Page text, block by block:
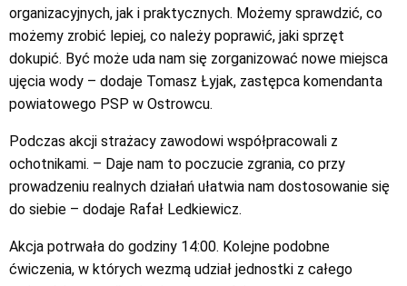
organizacyjnych, jak i praktycznych. Możemy sprawdzić, co
możemy zrobić lepiej, co należy poprawić, jaki sprzęt
dokupić. Być może uda nam się zorganizować nowe miejsca
ujęcia wody – dodaje Tomasz Łyjak, zastępca komendanta
powiatowego PSP w Ostrowcu.
Podczas akcji strażacy zawodowi współpracowali z
ochotnikami. – Daje nam to poczucie zgrania, co przy
prowadzeniu realnych działań ułatwia nam dostosowanie się
do siebie – dodaje Rafał Ledkiewicz.
Akcja potrwała do godziny 14:00. Kolejne podobne
ćwiczenia, w których wezmą udział jednostki z całego